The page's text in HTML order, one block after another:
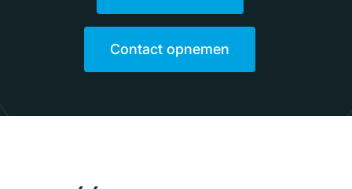
Contact opnemen